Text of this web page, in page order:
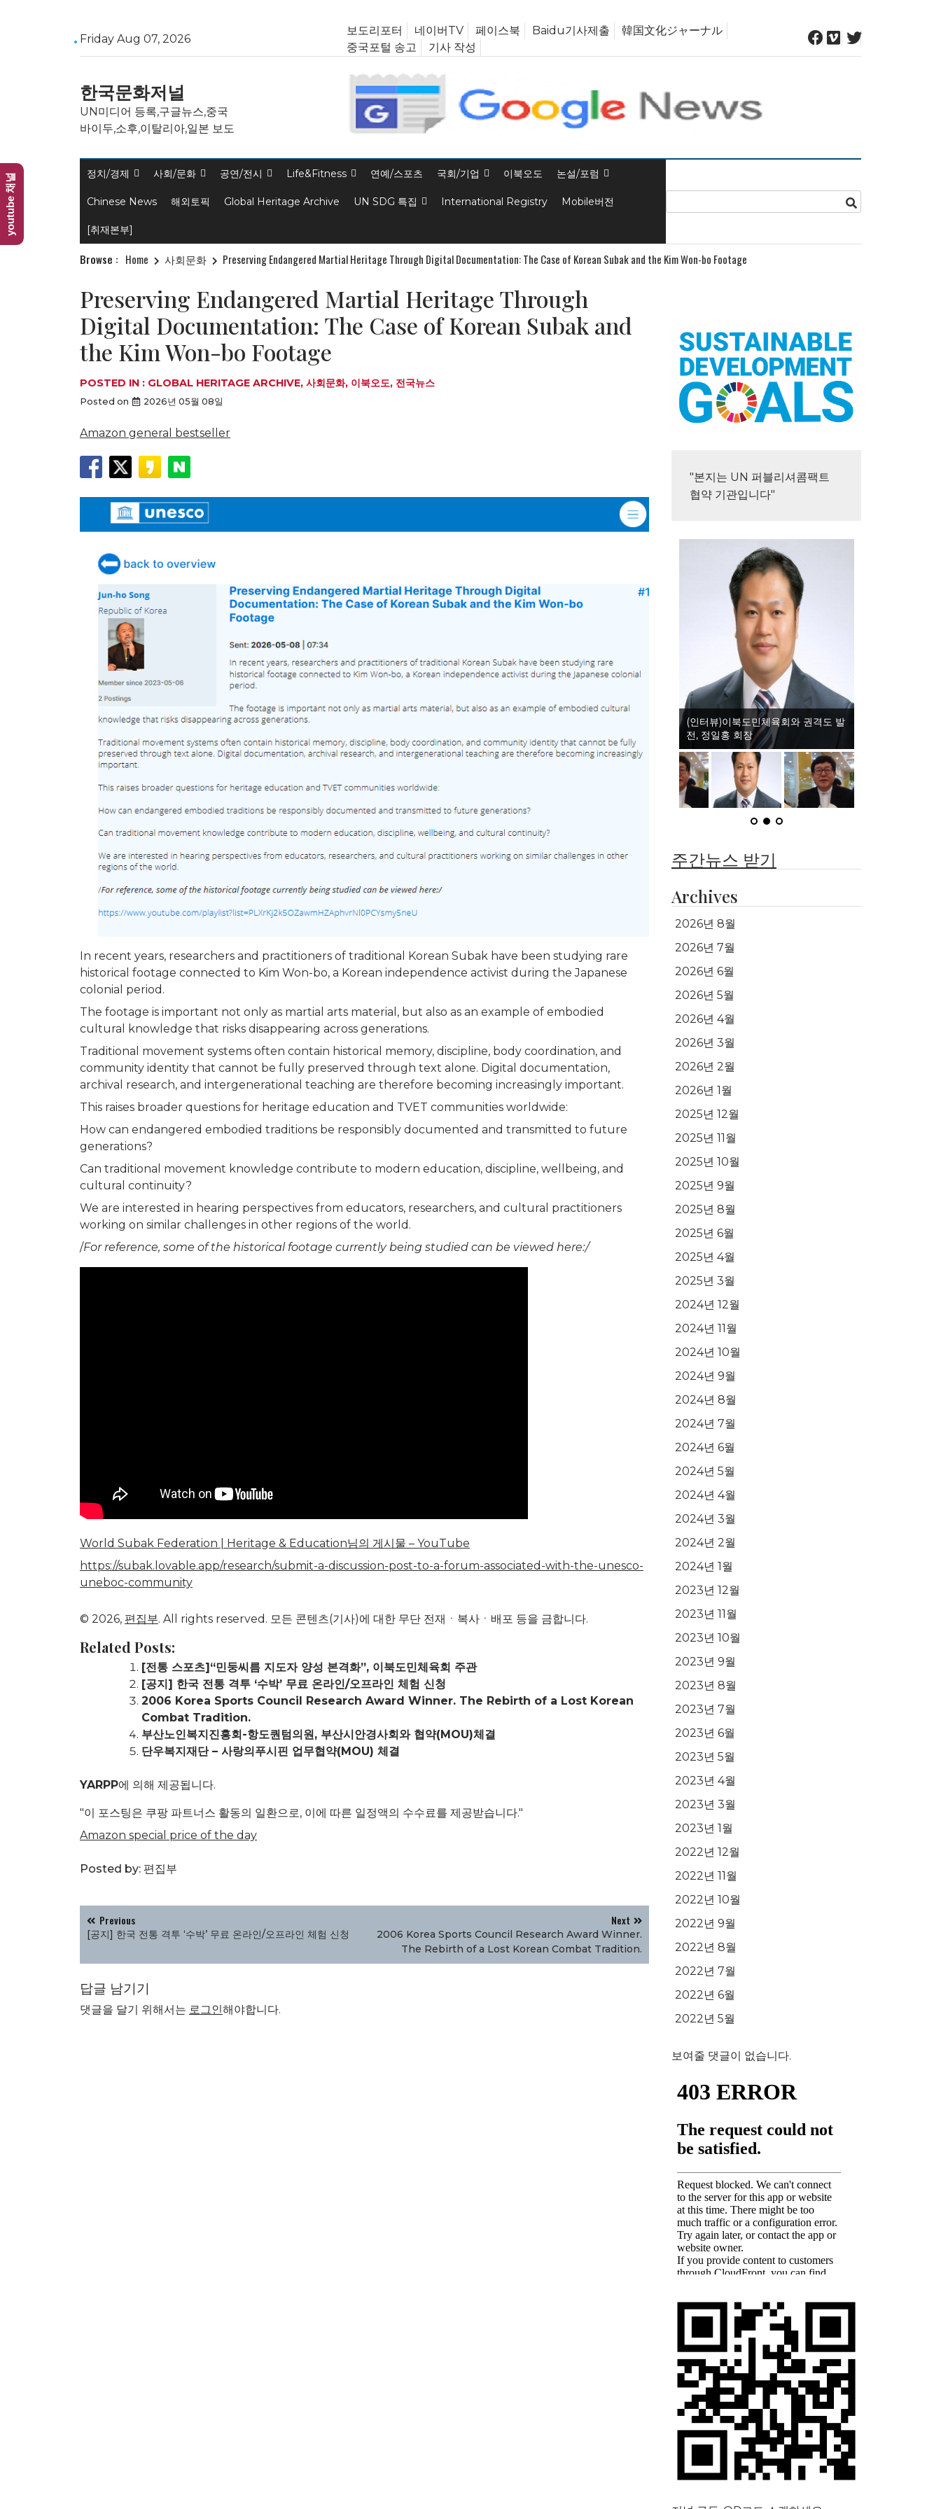
Friday Aug 07, 2026
보도리포터 네이버TV 페이스북 Baidu기사제출
韓国文化ジャーナル
중국포털 송고
기사 작성
한국문화저널
UN미디어 등록,구글뉴스,중국
바이두,소후,이탈리아,일본 보도
정치/경제 사회/문화 공연/전시 Life&Fitness 연예/스포츠 국회/기업 이북오도 논설/포럼
Chinese News 해외토픽 Global Heritage Archive UN SDG 특집 International Registry Mobile버전
[취재본부]
Browse : Home 사회문화 Preserving Endangered Martial Heritage Through Digital Documentation: The Case of Korean Subak and the Kim Won-bo Footage
Preserving Endangered Martial Heritage Through
Digital Documentation: The Case of Korean Subak and
the Kim Won-bo Footage
POSTED IN : GLOBAL HERITAGE ARCHIVE, 사회문화, 이북오도, 전국뉴스
Posted on 2026년 05월 08일
Amazon general bestseller
In recent years, researchers and practitioners of traditional Korean Subak have been studying rare
historical footage connected to Kim Won-bo, a Korean independence activist during the Japanese
colonial period.
The footage is important not only as martial arts material, but also as an example of embodied
cultural knowledge that risks disappearing across generations.
Traditional movement systems often contain historical memory, discipline, body coordination, and
community identity that cannot be fully preserved through text alone. Digital documentation,
archival research, and intergenerational teaching are therefore becoming increasingly important.
This raises broader questions for heritage education and TVET communities worldwide:
How can endangered embodied traditions be responsibly documented and transmitted to future
generations?
Can traditional movement knowledge contribute to modern education, discipline, wellbeing, and
cultural continuity?
We are interested in hearing perspectives from educators, researchers, and cultural practitioners
working on similar challenges in other regions of the world.
/For reference, some of the historical footage currently being studied can be viewed here:/
World Subak Federation | Heritage & Education님의 게시물 – YouTube
https://subak.lovable.app/research/submit-a-discussion-post-to-a-forum-associated-with-the-unesco-
uneboc-community
© 2026, 편집부. All rights reserved. 모든 콘텐츠(기사)에 대한 무단 전재ㆍ복사ㆍ배포 등을 금합니다.
Related Posts:
[전통 스포츠]“민둥씨름 지도자 양성 본격화”, 이북도민체육회 주관
[공지] 한국 전통 격투 ‘수박’ 무료 온라인/오프라인 체험 신청
2006 Korea Sports Council Research Award Winner. The Rebirth of a Lost Korean
Combat Tradition.
부산노인복지진흥회-항도퀀텀의원, 부산시안경사회와 협약(MOU)체결
단우복지재단 – 사랑의푸시핀 업무협약(MOU) 체결
YARPP에 의해 제공됩니다.
"이 포스팅은 쿠팡 파트너스 활동의 일환으로, 이에 따른 일정액의 수수료를 제공받습니다."
Amazon special price of the day
Posted by: 편집부
글
탐
Previous
[공지] 한국 전통 격투 ‘수박’ 무료 온라인/오프라인 체험 신청
Next
2006 Korea Sports Council Research Award Winner.
The Rebirth of a Lost Korean Combat Tradition.
답글 남기기
댓글을 달기 위해서는 로그인해야합니다.
"본지는 UN 퍼블리셔콤팩트
협약 기관입니다"
(인터뷰)이북도민체육회와 권격도 발
전, 정일홍 회장
주간뉴스 받기
Archives
2026년 8월
2026년 7월
2026년 6월
2026년 5월
2026년 4월
2026년 3월
2026년 2월
2026년 1월
2025년 12월
2025년 11월
2025년 10월
2025년 9월
2025년 8월
2025년 6월
2025년 4월
2025년 3월
2024년 12월
2024년 11월
2024년 10월
2024년 9월
2024년 8월
2024년 7월
2024년 6월
2024년 5월
2024년 4월
2024년 3월
2024년 2월
2024년 1월
2023년 12월
2023년 11월
2023년 10월
2023년 9월
2023년 8월
2023년 7월
2023년 6월
2023년 5월
2023년 4월
2023년 3월
2023년 1월
2022년 12월
2022년 11월
2022년 10월
2022년 9월
2022년 8월
2022년 7월
2022년 6월
2022년 5월
보여줄 댓글이 없습니다.
youtube 채널